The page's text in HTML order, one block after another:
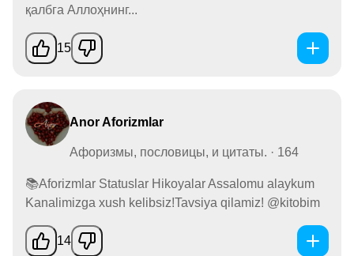
қалбга Аллоҳнинг...
15
Anor Aforizmlar
Афоризмы, пословицы, и цитаты. · 164
📚Aforizmlar Statuslar Hikoyalar Assalomu alaykum
Kanalimizga xush kelibsiz!Tavsiya qilamiz! @kitobim
14